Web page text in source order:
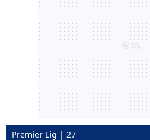
Premier Lig | 27